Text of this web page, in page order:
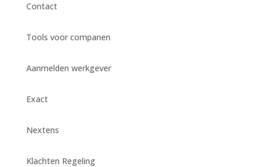
Contact
Tools voor companen
Aanmelden werkgever
Exact
Nextens
Klachten Regeling